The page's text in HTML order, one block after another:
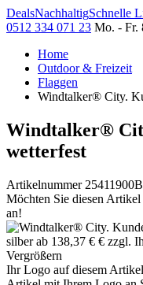
DealsNachhaltigSchnelle
0512 334 071 23 Mo. - Fr.
Home
Outdoor & Freizeit
Flaggen
Windtalker® City.
Windtalker®
wetterfest
Artikelnummer 25411900
Möchten Sie diesen
an!
Vergrößern
Ihr Logo auf diesem